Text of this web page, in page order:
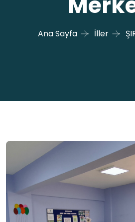
Ana Sayfa İller